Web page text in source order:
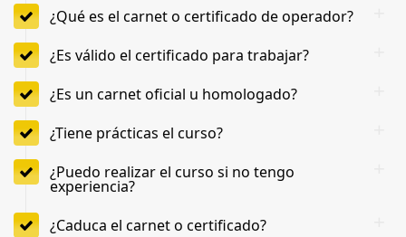
¿Qué es el carnet o certificado de operador?
¿Es válido el certificado para trabajar?
¿Es un carnet oficial u homologado?
¿Tiene prácticas el curso?
¿Puedo realizar el curso si no tengo
experiencia?
¿Caduca el carnet o certificado?